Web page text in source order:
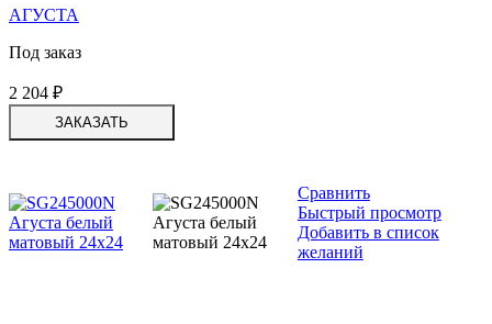
АГУСТА
Под заказ
2 204 ₽
ЗАКАЗАТЬ
Сравнить
Быстрый просмотр
Добавить в список
желаний